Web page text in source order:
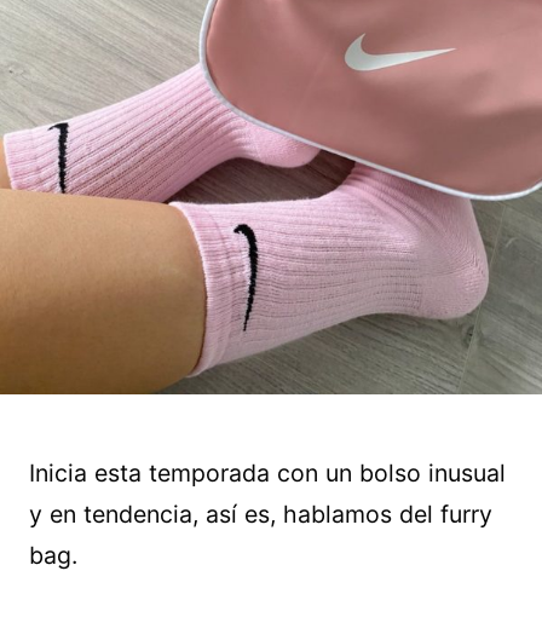
Inicia esta temporada con un bolso inusual
y en tendencia, así es, hablamos del furry
bag.